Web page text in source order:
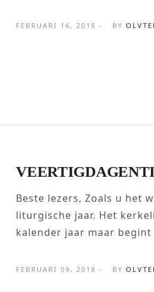
FEBRUARI 16, 2018 - BY
Beste lezers, Zoals u het
liturgische jaar. Het
kalender jaar maar
FEBRUARI 09, 2018 - BY